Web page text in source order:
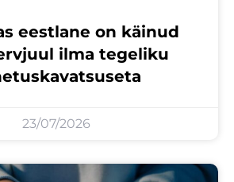
eestlane on käinud
ilma tegeliku
23/07/2026